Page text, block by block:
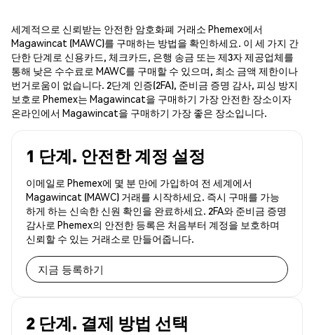
세계적으로 신뢰받는 안전한 암호화폐 거래소 Phemex에서
Magawincat (MAWC)를 구매하는 방법을 확인하세요. 이 세 가지 간
단한 단계로 신용카드, 체크카드, 은행 송금 또는 제3자 제공업체를
통해 낮은 수수료로 MAWC를 구매할 수 있으며, 최소 금액 제한이나
번거로움이 없습니다. 2단계 인증(2FA), 준비금 증명 감사, 피싱 방지
보호로 Phemex는 Magawincat을 구매하기 가장 안전한 장소이자
온라인에서 Magawincat을 구매하기 가장 좋은 장소입니다.
1 단계. 안전한 계정 설정
이메일로 Phemex에 몇 분 만에 가입하여 전 세계에서
Magawincat (MAWC) 거래를 시작하세요. 즉시 구매를 가능
하게 하는 신속한 신원 확인을 완료하세요. 2FA와 준비금 증명
감사로 Phemex의 안전한 등록은 처음부터 계정을 보호하며
신뢰할 수 있는 거래소로 만들어줍니다.
지금 등록하기
2 단계. 결제 방법 선택